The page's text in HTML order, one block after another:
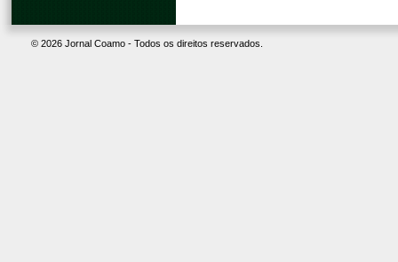
© 2026 Jornal Coamo - Todos os direitos reservados.